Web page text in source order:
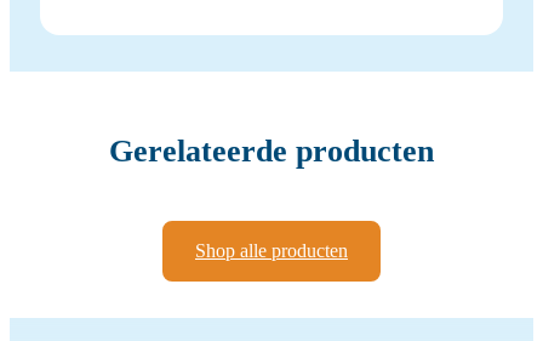
Gerelateerde producten
Shop alle producten